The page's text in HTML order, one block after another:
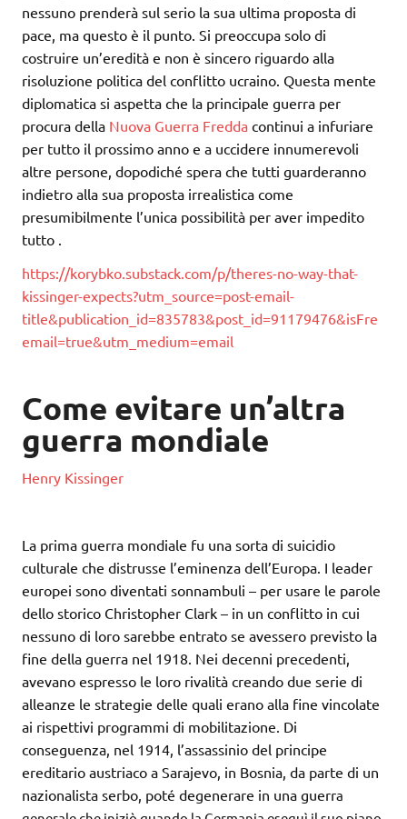
nessuno prenderà sul serio la sua ultima proposta di
pace, ma questo è il punto. Si preoccupa solo di
costruire un’eredità e non è sincero riguardo alla
risoluzione politica del conflitto ucraino. Questa mente
diplomatica si aspetta che la principale guerra per
procura della Nuova Guerra Fredda continui a infuriare
per tutto il prossimo anno e a uccidere innumerevoli
altre persone, dopodiché spera che tutti guarderanno
indietro alla sua proposta irrealistica come
presumibilmente l’unica possibilità per aver impedito
tutto .
https://korybko.substack.com/p/theres-no-way-that-
kissinger-expects?utm_source=post-email-
title&publication_id=835783&post_id=91179476&isFre
email=true&utm_medium=email
Come evitare un’altra
guerra mondiale
Henry Kissinger
La prima guerra mondiale fu una sorta di suicidio
culturale che distrusse l’eminenza dell’Europa. I leader
europei sono diventati sonnambuli – per usare le parole
dello storico Christopher Clark – in un conflitto in cui
nessuno di loro sarebbe entrato se avessero previsto la
fine della guerra nel 1918. Nei decenni precedenti,
avevano espresso le loro rivalità creando due serie di
alleanze le strategie delle quali erano alla fine vincolate
ai rispettivi programmi di mobilitazione. Di
conseguenza, nel 1914, l’assassinio del principe
ereditario austriaco a Sarajevo, in Bosnia, da parte di un
nazionalista serbo, poté degenerare in una guerra